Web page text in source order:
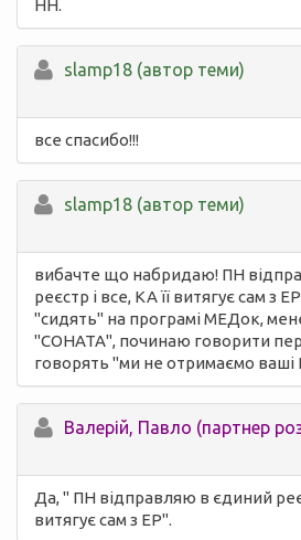
НН.
slamp18 (автор теми)
все спасибо!!!
slamp18 (автор теми)
вибачте що набридаю! ПН
реєстр і все, КА її витягує сам з
"сидять" на програмі МЕДок,
"СОНАТА", починаю говорити
говорять "ми не отримаємо ваші
Валерій, Павло (партнер
Да, " ПН відправляю в єдиний
витягує сам з ЕР".